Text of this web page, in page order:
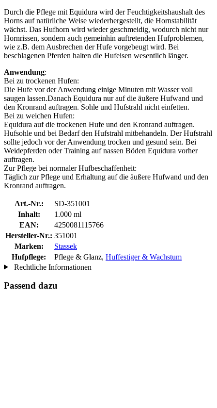
Durch die Pflege mit Equidura wird der Feuchtigkeitshaushalt des
Horns auf natürliche Weise wiederhergestellt, die Hornstabilität
wächst. Das Hufhorn wird wieder geschmeidig, wodurch nicht nur
Hornrissen, sondern auch gemeinhin auftretenden Hufproblemen,
wie z.B. dem Ausbrechen der Hufe vorgebeugt wird. Bei
beschlagenen Pferden halten die Hufeisen wesentlich länger.
Anwendung:
Bei zu trockenen Hufen:
Die Hufe vor der Anwendung einige Minuten mit Wasser voll
saugen lassen.Danach Equidura nur auf die äußere Hufwand und
den Kronrand auftragen. Sohle und Hufstrahl nicht einfetten.
Bei zu weichen Hufen:
Equidura auf die trockenen Hufe und den Kronrand auftragen.
Hufsohle und bei Bedarf den Hufstrahl mitbehandeln. Der Hufstrahl
sollte jedoch vor der Anwendung trocken und gesund sein. Bei
Weidepferden oder Training auf nassen Böden Equidura vorher
auftragen.
Zur Pflege bei normaler Hufbeschaffenheit:
Täglich zur Pflege und Erhaltung auf die äußere Hufwand und den
Kronrand auftragen.
Art.-Nr.:
SD-351001
Inhalt:
1.000 ml
EAN:
4250081115766
Hersteller-Nr.: 351001
Marken:
Stassek
Hufpflege:
Pflege & Glanz, Huffestiger & Wachstum
Rechtliche Informationen
Passend dazu